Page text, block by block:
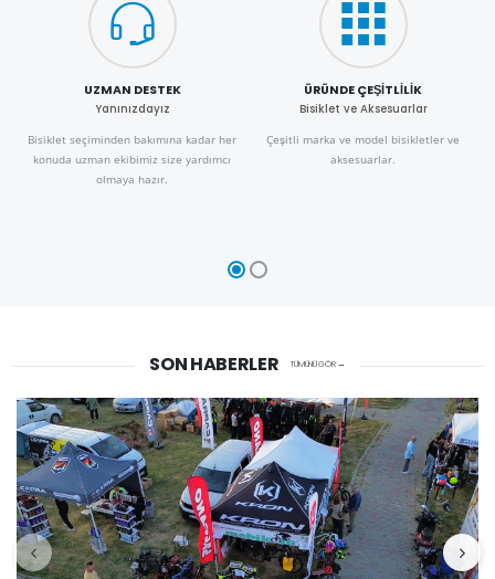
UZMAN DESTEK
Yanınızdayız
Bisiklet seçiminden bakımına kadar her
konuda uzman ekibimiz size yardımcı
olmaya hazır.
ÜRÜNDE ÇEŞITLILIK
Bisiklet ve Aksesuarlar
Çeşitli marka ve model bisikletler ve
aksesuarlar.
SON HABERLER TÜMÜNÜ GÖR →